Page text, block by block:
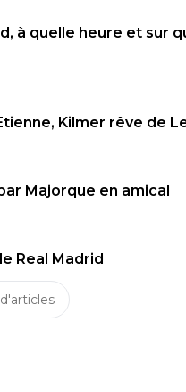
à quelle heure et sur
Kilmer rêve de
Majorque en amical
Real Madrid